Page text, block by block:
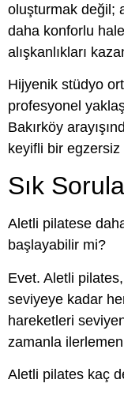
oluşturmak değil;
daha konforlu
alışkanlıkları
Hijyenik stüdyo
profesyonel
Bakırköy
keyifli bir
Sık
Aletli pilatese
başlayabilir mi?
Evet. Aletli
seviyeye kadar
hareketleri
zamanla
Aletli pilates kaç